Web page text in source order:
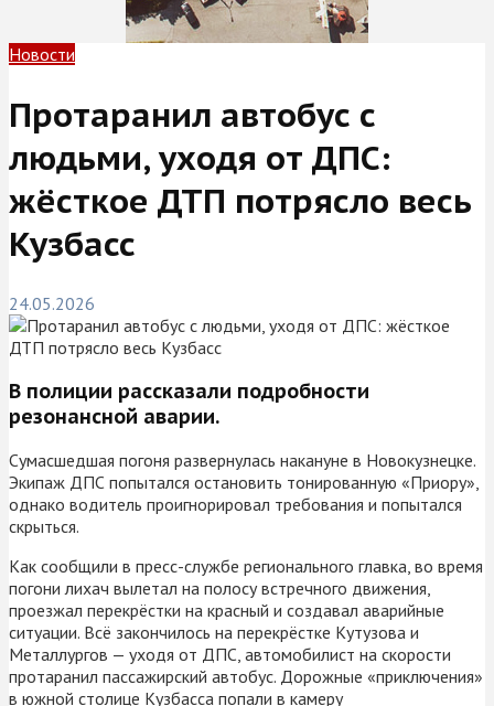
Новости
Протаранил автобус с
людьми, уходя от ДПС:
жёсткое ДТП потрясло весь
Кузбасс
24.05.2026
В полиции рассказали подробности
резонансной аварии.
Сумасшедшая погоня развернулась накануне в Новокузнецке.
Экипаж ДПС попытался остановить тонированную «Приору»,
однако водитель проигнорировал требования и попытался
скрыться.
Как сообщили в пресс-службе регионального главка, во время
погони лихач вылетал на полосу встречного движения,
проезжал перекрёстки на красный и создавал аварийные
ситуации. Всё закончилось на перекрёстке Кутузова и
Металлургов — уходя от ДПС, автомобилист на скорости
протаранил пассажирский автобус. Дорожные «приключения»
в южной столице Кузбасса попали в камеру